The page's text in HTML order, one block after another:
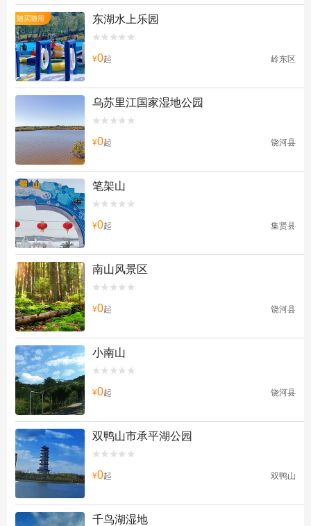
随买随用 东湖水上乐园


¥0起 岭东区
乌苏里江国家湿地公园


¥0起 饶河县
笔架山


¥0起 集贤县
南山风景区


¥0起 饶河县
小南山


¥0起 饶河县
双鸭山市承平湖公园


¥0起 双鸭山
千鸟湖湿地